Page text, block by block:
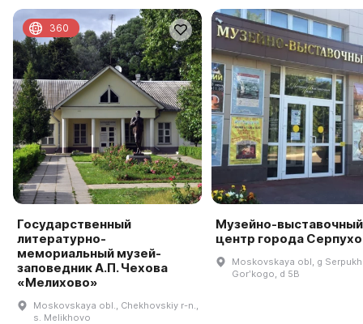
Государственный
литературно-
мемориальный музей-
заповедник А.П. Чехова
«Мелихово»
Moskovskaya obl., Chekhovskiy r-n.,
s. Melikhovo
360
Музейно-выставочный
центр города
Moskovskaya obl, g
Gorʹkogo, d 5B